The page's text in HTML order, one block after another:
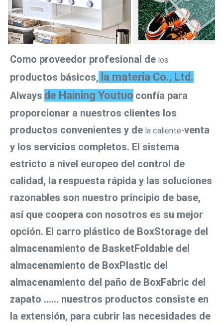
Como proveedor profesional de
productos básicos, la materia Co., Ltd.
Always de Haining Youtuo confía para
proporcionar a nuestros clientes los
productos convenientes y de la caliente-venta
y los servicios completos. El sistema
estricto a nivel europeo del control de
calidad, la respuesta rápida y las soluciones
razonables son nuestro principio de base,
así que coopera con nosotros es su mejor
opción. El carro plástico de BoxStorage del
almacenamiento de BasketFoldable del
almacenamiento de BoxPlastic del
almacenamiento del paño de BoxFabric del
zapato ...... nuestros productos consiste en
la extensión, para cubrir las necesidades de